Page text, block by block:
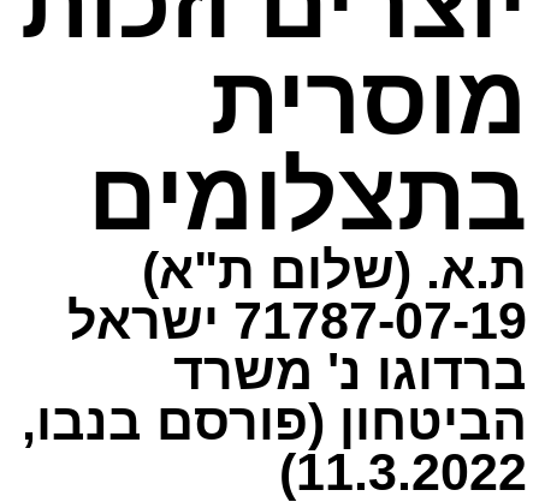
מוסרית
בתצלומים
ת.א. (שלום ת"א)
71787-07-19 ישראל
ברדוגו נ' משרד
הביטחון (פורסם בנבו,
11.3.2022)